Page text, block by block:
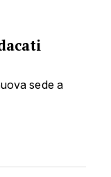
sede a